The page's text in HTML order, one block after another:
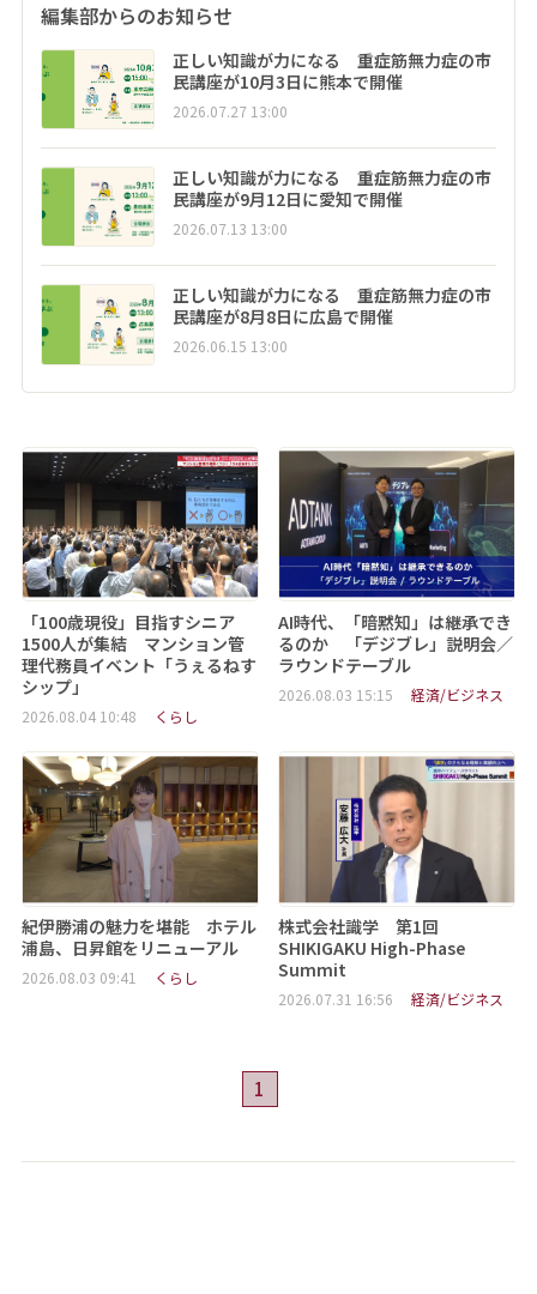
編集部からのお知らせ
正しい知識が力になる 重症筋無力症の市
民講座が10月3日に熊本で開催
2026.07.27 13:00
正しい知識が力になる 重症筋無力症の市
民講座が9月12日に愛知で開催
2026.07.13 13:00
正しい知識が力になる 重症筋無力症の市
民講座が8月8日に広島で開催
2026.06.15 13:00
「100歳現役」目指すシニア
1500人が集結 マンション管
理代務員イベント「うぇるねす
シップ」
2026.08.04 10:48 くらし
AI時代、「暗黙知」は継承でき
るのか 「デジブレ」説明会／
ラウンドテーブル
2026.08.03 15:15 経済/ビジネス
紀伊勝浦の魅力を堪能 ホテル
浦島、日昇館をリニューアル
2026.08.03 09:41 くらし
株式会社識学 第1回
SHIKIGAKU High-Phase
Summit
2026.07.31 16:56 経済/ビジネス
1